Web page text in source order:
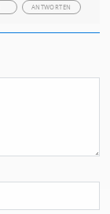
ANTWORTEN